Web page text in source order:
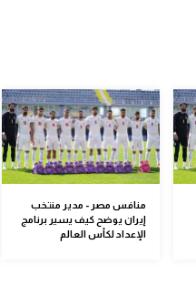
منافس مصر - مدير منتخب
إيران يوضح كيف يسير برنامج
الإعداد لكأس العالم